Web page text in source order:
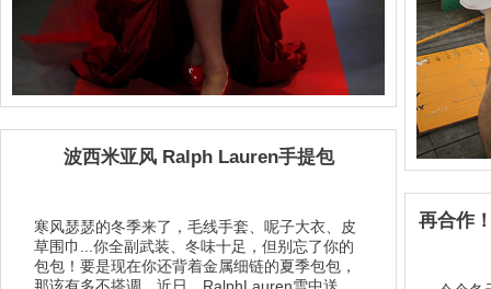
波西米亚风 Ralph Lauren手提包
寒风瑟瑟的冬季来了，毛线手套、呢子大衣、皮
草围巾...你全副武装、冬味十足，但别忘了你的
包包！要是现在你还背着金属细链的夏季包包，
再合作